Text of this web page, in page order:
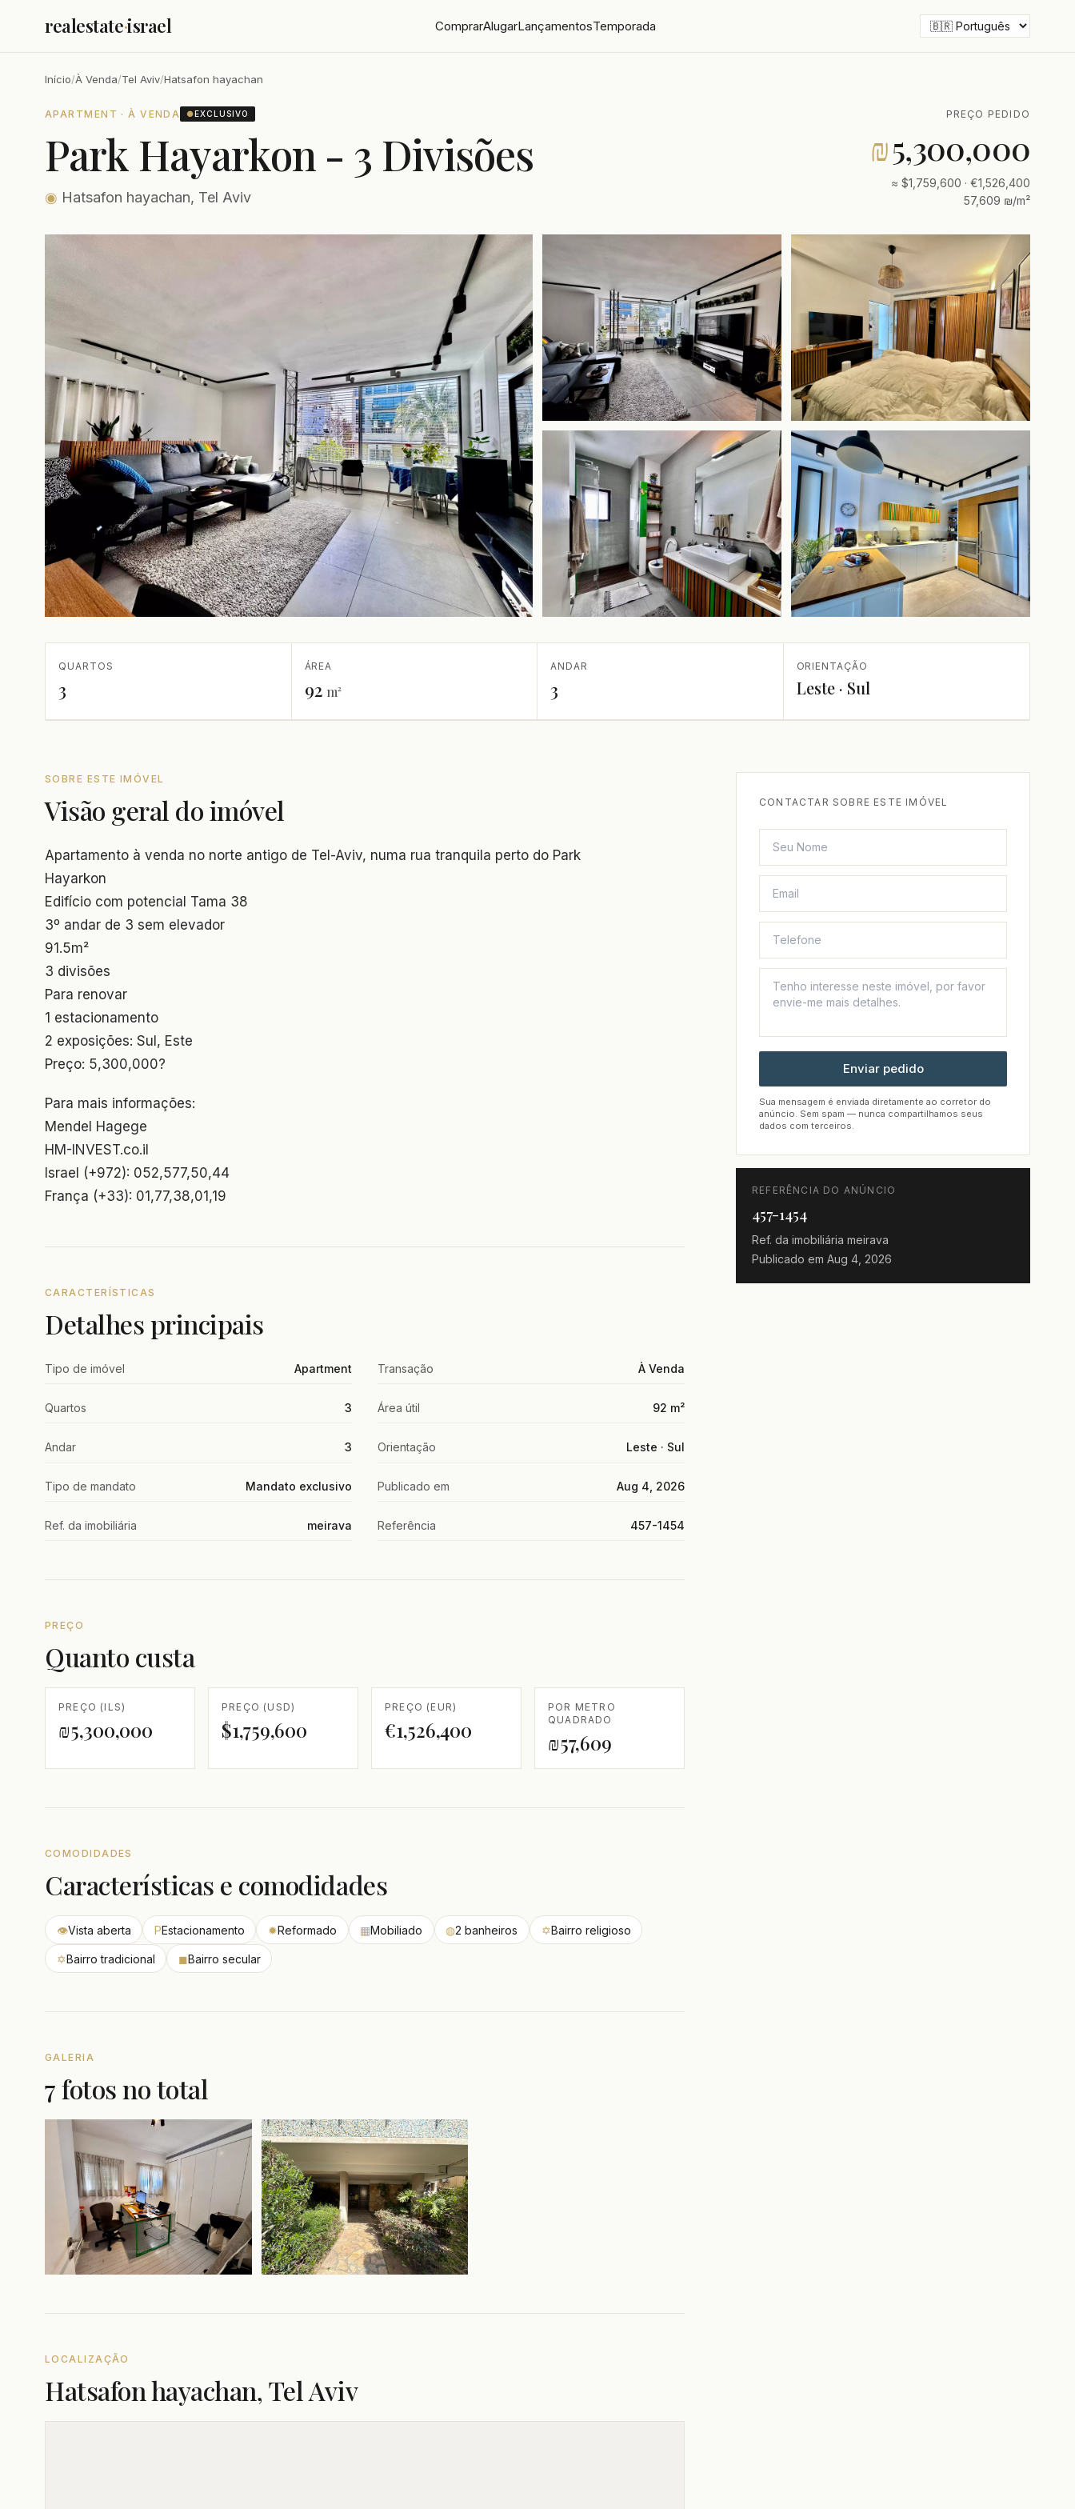
realestate·israel ComprarAlugarLançamentosTemporada
Início/À Venda/Tel Aviv/Hatsafon hayachan
APARTMENT · À VENDA ●EXCLUSIVO
Park Hayarkon - 3 Divisões
◉ Hatsafon hayachan, Tel Aviv
PREÇO PEDIDO
₪5,300,000
≈ $1,759,600 · €1,526,400
57,609 ₪/m²
QUARTOS
3
ÁREA
92 m²
ANDAR
3
ORIENTAÇÃO
Leste · Sul
SOBRE ESTE IMÓVEL
Visão geral do imóvel
Apartamento à venda no norte antigo de Tel-Aviv, numa rua tranquila perto do Park
Hayarkon
Edifício com potencial Tama 38
3º andar de 3 sem elevador
91.5m²
3 divisões
Para renovar
1 estacionamento
2 exposições: Sul, Este
Preço: 5,300,000?
Para mais informações:
Mendel Hagege
HM-INVEST.co.il
Israel (+972): 052,577,50,44
França (+33): 01,77,38,01,19
CARACTERÍSTICAS
Detalhes principais
Tipo de imóvel Apartment Transação À Venda
Quartos 3 Área útil 92 m²
Andar 3 Orientação Leste · Sul
Tipo de mandato Mandato exclusivo Publicado em Aug 4, 2026
Ref. da imobiliária meirava Referência 457-1454
PREÇO
Quanto custa
PREÇO (ILS)
₪5,300,000
PREÇO (USD)
$1,759,600
PREÇO (EUR)
€1,526,400
POR METRO
QUADRADO
₪57,609
COMODIDADES
Características e comodidades
👁Vista aberta PEstacionamento ✹Reformado ▦Mobiliado ◍2 banheiros ✡Bairro religioso
✡Bairro tradicional ◼Bairro secular
GALERIA
7 fotos no total
LOCALIZAÇÃO
Hatsafon hayachan, Tel Aviv
CONTACTAR SOBRE ESTE IMÓVEL
Enviar pedido
Sua mensagem é enviada diretamente ao corretor do
anúncio. Sem spam — nunca compartilhamos seus
dados com terceiros.
REFERÊNCIA DO ANÚNCIO
457-1454
Ref. da imobiliária meirava
Publicado em Aug 4, 2026